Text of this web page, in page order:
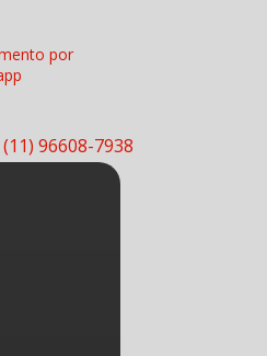
por
96608-7938